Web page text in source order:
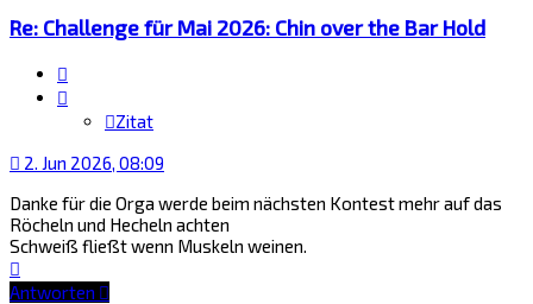
Re: Challenge für Mai 2026: Chin over the Bar Hold
Zitat
2. Jun 2026, 08:09
Danke für die Orga werde beim nächsten Kontest mehr auf das
Röcheln und Hecheln achten
Schweiß fließt wenn Muskeln weinen.
oben
Antworten